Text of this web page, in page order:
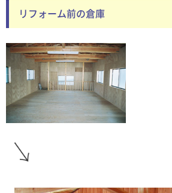
リフォーム前の倉庫